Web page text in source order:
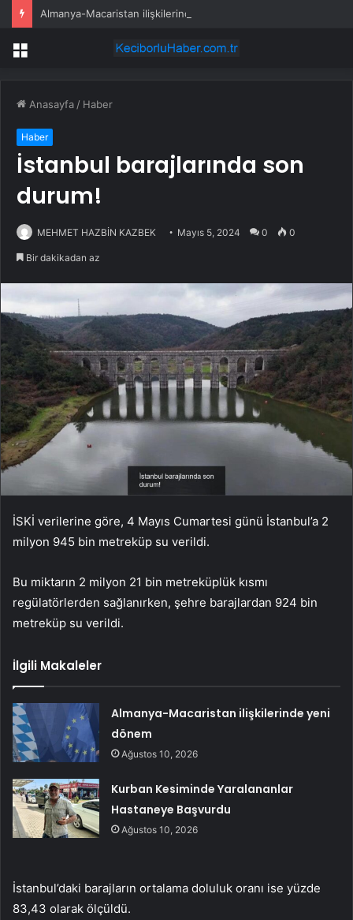
Almanya-Macaristan ilişkilerinde yeni dönem
Menü
Anasayfa / Haber
Haber
İstanbul barajlarında son
durum!
MEHMET HAZBİN KAZBEK Mayıs 5, 2024 0 0
Bir dakikadan az
İSKİ verilerine göre, 4 Mayıs Cumartesi günü İstanbul’a 2
milyon 945 bin metreküp su verildi.
Bu miktarın 2 milyon 21 bin metreküplük kısmı
regülatörlerden sağlanırken, şehre barajlardan 924 bin
metreküp su verildi.
İlgili Makaleler
Almanya-Macaristan ilişkilerinde yeni
dönem
Ağustos 10, 2026
Kurban Kesiminde Yaralananlar
Hastaneye Başvurdu
Ağustos 10, 2026
İstanbul’daki barajların ortalama doluluk oranı ise yüzde
83,43 olarak ölçüldü.